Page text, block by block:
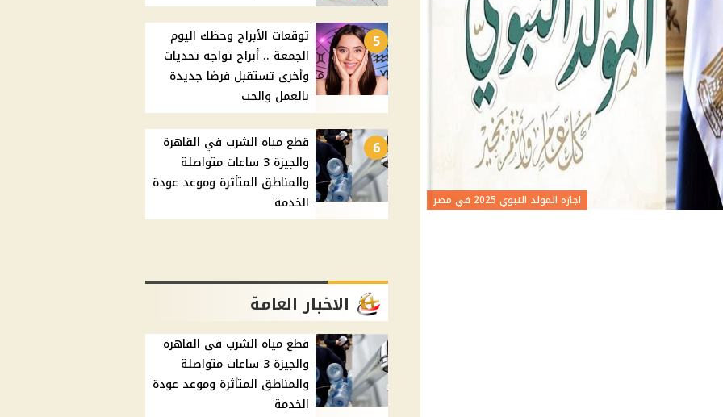
اجازه المولد النبوي 2025 في مصر
5
توقعات الأبراج وحظك اليوم
الجمعة .. أبراج تواجه تحديات
وأخرى تستقبل فرصًا جديدة
بالعمل والحب
6
قطع مياه الشرب في القاهرة
والجيزة 3 ساعات متواصلة
والمناطق المتأثرة وموعد عودة
الخدمة
الاخبار العامة
قطع مياه الشرب في القاهرة
والجيزة 3 ساعات متواصلة
والمناطق المتأثرة وموعد عودة
الخدمة